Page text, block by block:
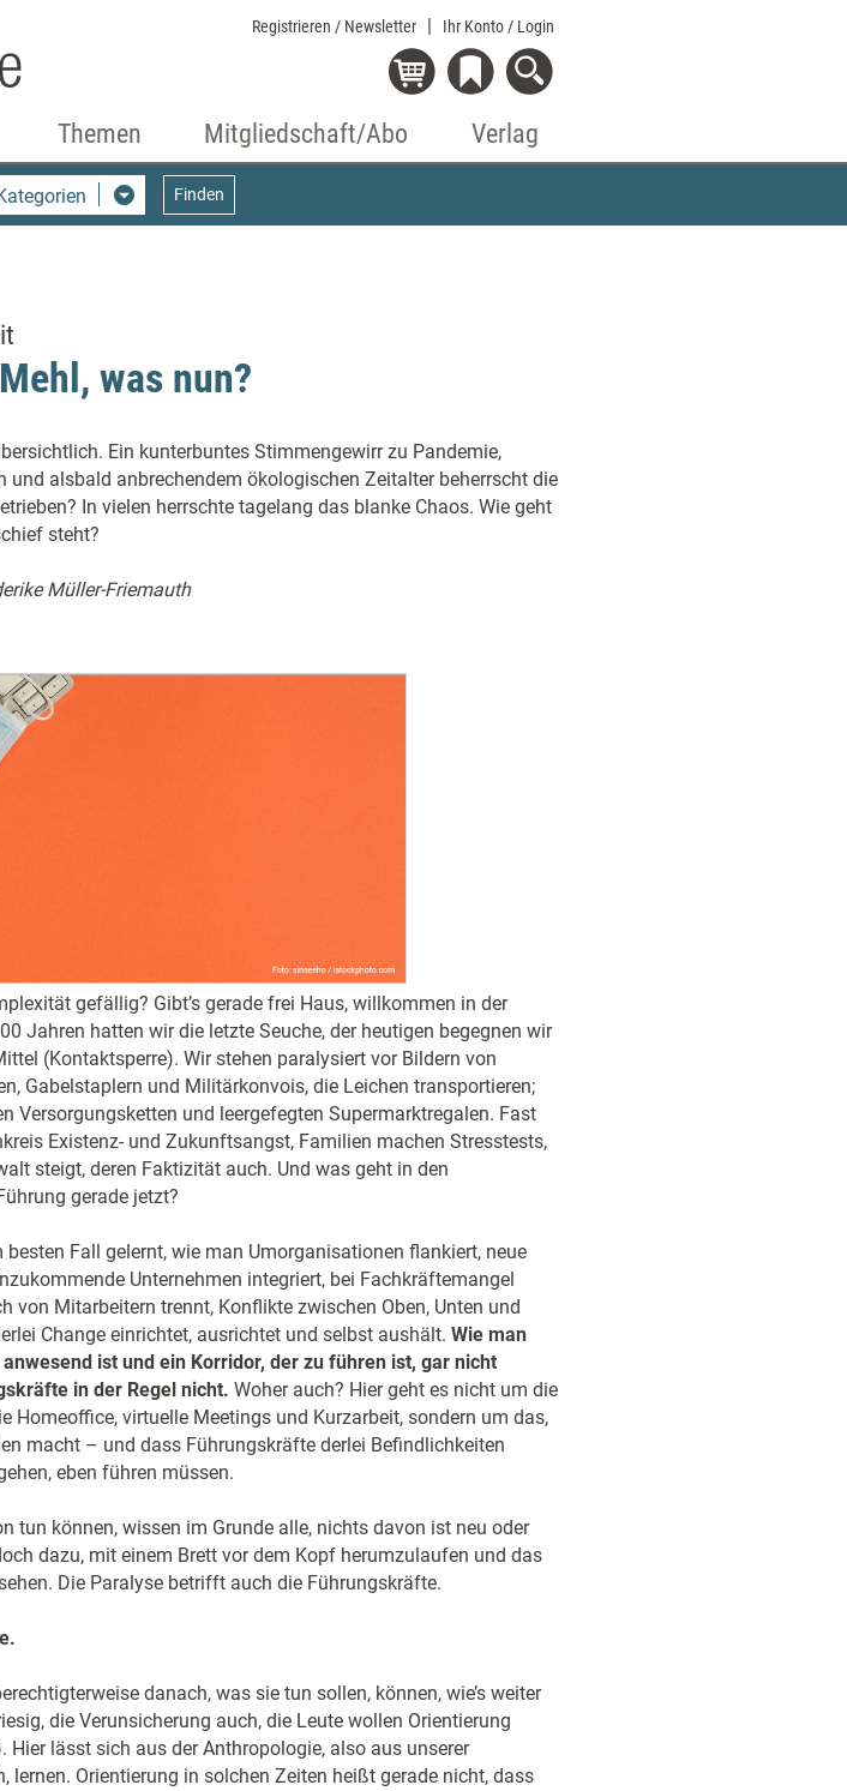
Registrieren / Newsletter Ihr Konto / Login
Themen Mitgliedschaft/Abo Verlag
Finden
was nun?
Ein kunterbuntes Stimmengewirr zu Pandemie,
und alsbald anbrechendem ökologischen Zeitalter beherrscht die
In vielen herrschte tagelang das blanke Chaos. Wie geht
steht?
Müller-Friemauth
gefällig? Gibt’s gerade frei Haus, willkommen in der
Jahren hatten wir die letzte Seuche, der heutigen begegnen wir
(Kontaktsperre). Wir stehen paralysiert vor Bildern von
Gabelstaplern und Militärkonvois, die Leichen transportieren;
Versorgungsketten und leergefegten Supermarktregalen. Fast
Existenz- und Zukunftsangst, Familien machen Stresstests,
steigt, deren Faktizität auch. Und was geht in den
gerade jetzt?
Fall gelernt, wie man Umorganisationen flankiert, neue
Unternehmen integriert, bei Fachkräftemangel
von Mitarbeitern trennt, Konflikte zwischen Oben, Unten und
Change einrichtet, ausrichtet und selbst aushält. Wie man
ist und ein Korridor, der zu führen ist, gar nicht
in der Regel nicht. Woher auch? Hier geht es nicht um die
Homeoffice, virtuelle Meetings und Kurzarbeit, sondern um das,
macht – und dass Führungskräfte derlei Befindlichkeiten
eben führen müssen.
tun können, wissen im Grunde alle, nichts davon ist neu oder
dazu, mit einem Brett vor dem Kopf herumzulaufen und das
Die Paralyse betrifft auch die Führungskräfte.
danach, was sie tun sollen, können, wie’s weiter
die Verunsicherung auch, die Leute wollen Orientierung
Hier lässt sich aus der Anthropologie, also aus unserer
lernen. Orientierung in solchen Zeiten heißt gerade nicht, dass